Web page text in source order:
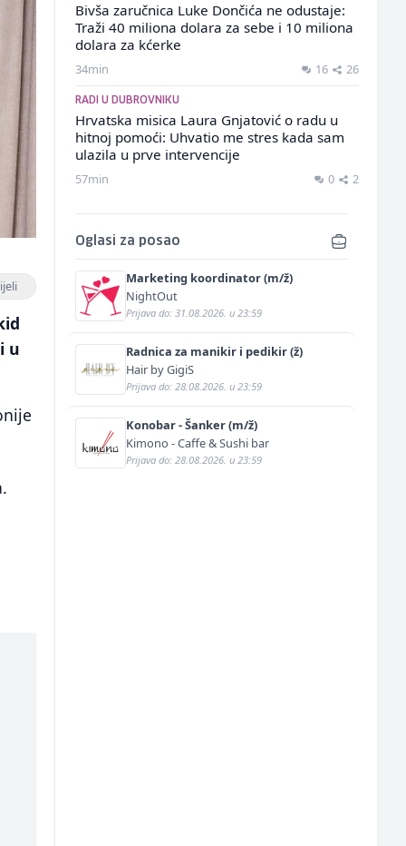
u
Bivša zaručnica Luke Dončića ne odustaje:
Traži 40 miliona dolara za sebe i 10 miliona
dolara za kćerke
34min 16 26
RADI U DUBROVNIKU
Hrvatska misica Laura Gnjatović o radu u
hitnoj pomoći: Uhvatio me stres kada sam
ulazila u prve intervencije
57min 0 2
Oglasi za posao
Marketing koordinator (m/ž)
NightOut
Prijava do: 31.08.2026. u 23:59
Radnica za manikir i pedikir (ž)
Hair by GigiS
Prijava do: 28.08.2026. u 23:59
Konobar - Šanker (m/ž)
Kimono - Caffe & Sushi bar
Prijava do: 28.08.2026. u 23:59